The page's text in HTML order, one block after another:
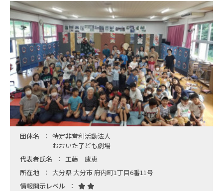
団体名
特定非営利活動法人
おおいた子ども劇場
代表者氏名
工藤 康恵
所在地
大分県 大分市 府内町1丁目6番11号
情報開示レベル